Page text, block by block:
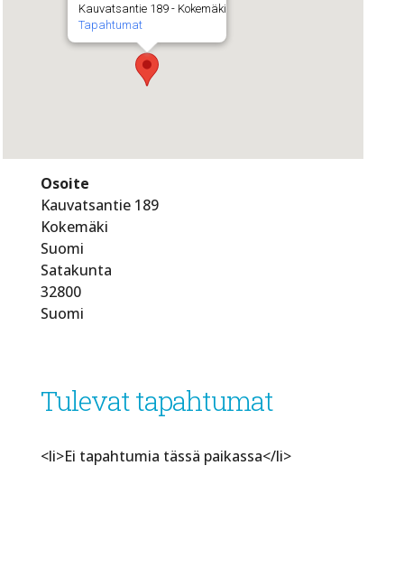
Kauvatsantie 189 - Kokemäki
Tapahtumat
Osoite
Kauvatsantie 189
Kokemäki
Suomi
Satakunta
32800
Suomi
Tulevat tapahtumat
<li>Ei tapahtumia tässä paikassa</li>